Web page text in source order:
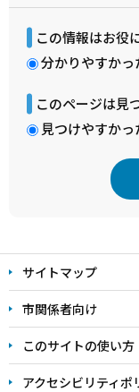
この情報はお役
分かりやすかっ
このページは見
見つけやすかっ
文
こ
こ
ま
で
サイトマップ
市関係者向け
このサイトの使い方
アクセシビリティポ